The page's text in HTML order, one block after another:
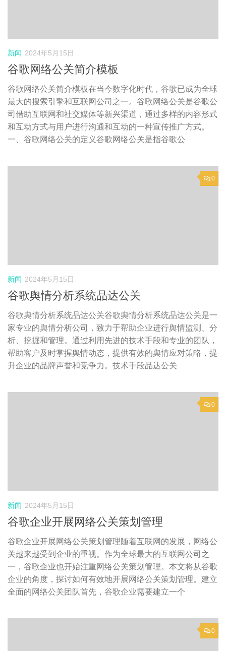
新闻 2024年5月15日
谷歌网络公关简介模板
谷歌网络公关简介模板在当今数字化时代，谷歌已成为全球
最大的搜索引擎和互联网公司之一。谷歌网络公关是谷歌公
司借助互联网和社交媒体等新兴渠道，通过多样的内容形式
和互动方式与用户进行沟通和互动的一种宣传推广方式。
一、谷歌网络公关的定义谷歌网络公关是指谷歌公
0
新闻 2024年5月15日
谷歌舆情分析系统品达公关
谷歌舆情分析系统品达公关谷歌舆情分析系统品达公关是一
家专业的舆情分析公司，致力于帮助企业进行舆情监测、分
析、挖掘和管理。通过利用先进的技术手段和专业的团队，
帮助客户及时掌握舆情动态，提供有效的舆情应对策略，提
升企业的品牌声誉和竞争力。技术手段品达公关
0
新闻 2024年5月15日
谷歌企业开展网络公关策划管理
谷歌企业开展网络公关策划管理随着互联网的发展，网络公
关越来越受到企业的重视。作为全球最大的互联网公司之
一，谷歌企业也开始注重网络公关策划管理。本文将从谷歌
企业的角度，探讨如何有效地开展网络公关策划管理。建立
全面的网络公关团队首先，谷歌企业需要建立一个
0